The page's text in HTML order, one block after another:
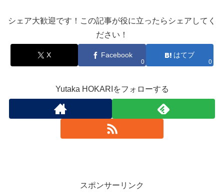
シェア大歓迎です！この記事が役に立ったらシェアしてく
ださい！
X Facebook
0
はてブ
0
Yutaka HOKARIをフォローする
スポンサーリンク